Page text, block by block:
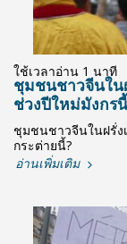
ใช้เวลาอ่าน 1 นาที
ชุมชนชาวจีนใน
ช่วงปีใหม่มังกร
ชุมชนชาวจีนในฝรั่ง
กระต่ายนี้?
อ่านเพิ่มเติม